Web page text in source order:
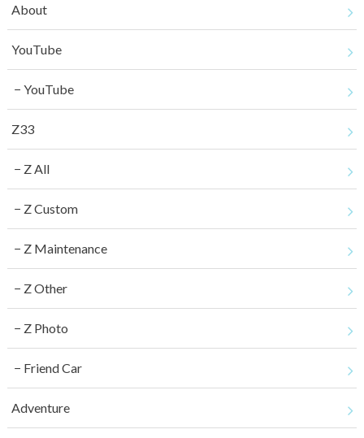
About
YouTube
YouTube
Z33
Z All
Z Custom
Z Maintenance
Z Other
Z Photo
Friend Car
Adventure